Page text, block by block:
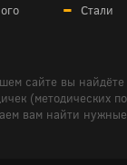
Стали
сайте вы
(методических
вам найти